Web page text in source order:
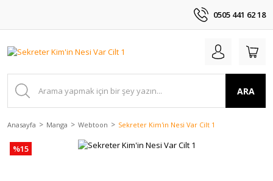
0505 441 62 18
ARA
Anasayfa Manga Webtoon Sekreter Kim'in Nesi Var Cilt 1
%15